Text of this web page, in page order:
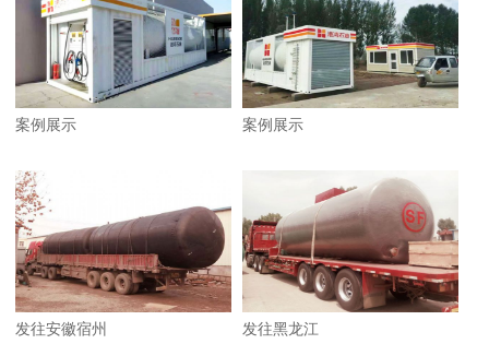
案例展示 案例展示
发往安徽宿州 发往黑龙江